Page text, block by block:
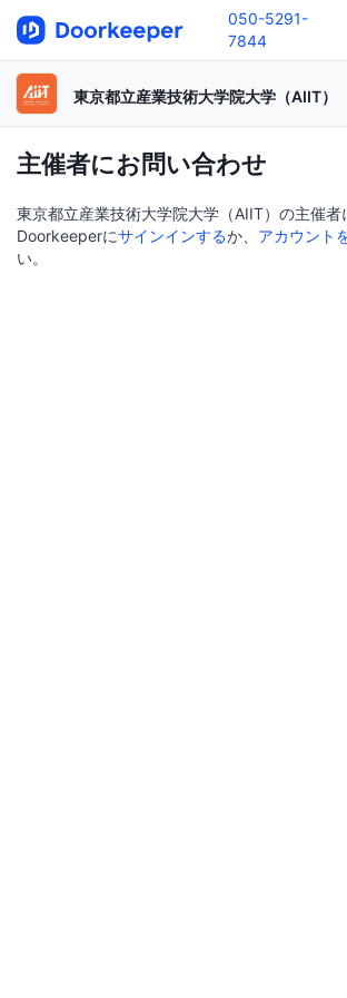
050-5291-
7844
東京都立産業技術大学院大学（AIIT）
主催者にお問い合わせ
東京都立産業技術大学院大学（AIIT）の主催者
Doorkeeperにサインインするか、 アカウント
い。